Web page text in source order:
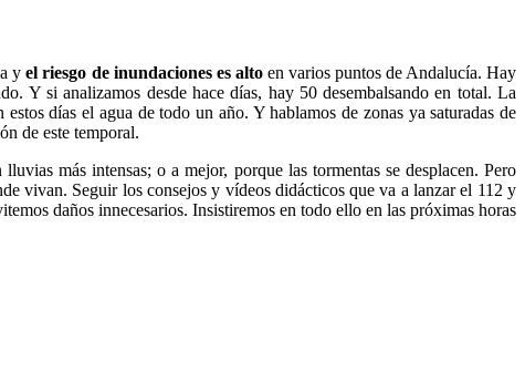
yel riesgo de inundaciones es altoen varios puntos de Andalucía. Hay
Y si analizamos desde hace días, hay 50 desembalsando en total. La
días el agua de todo un año. Y hablamos de zonas ya saturadas de
de este temporal.
más intensas; o a mejor, porque las tormentas se desplacen. Pero
vivan. Seguir los consejos y vídeos didácticos que va a lanzar el 112 y
daños innecesarios. Insistiremos en todo ello en las próximas horas